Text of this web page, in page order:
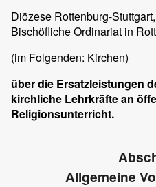
Diözese Rottenburg-
Bischöfliche Ordinariat in
(im Folgenden: Kirchen)
über die Ersatzleistungen
kirchliche Lehrkräfte an
Religionsunterricht.
Allgemeine